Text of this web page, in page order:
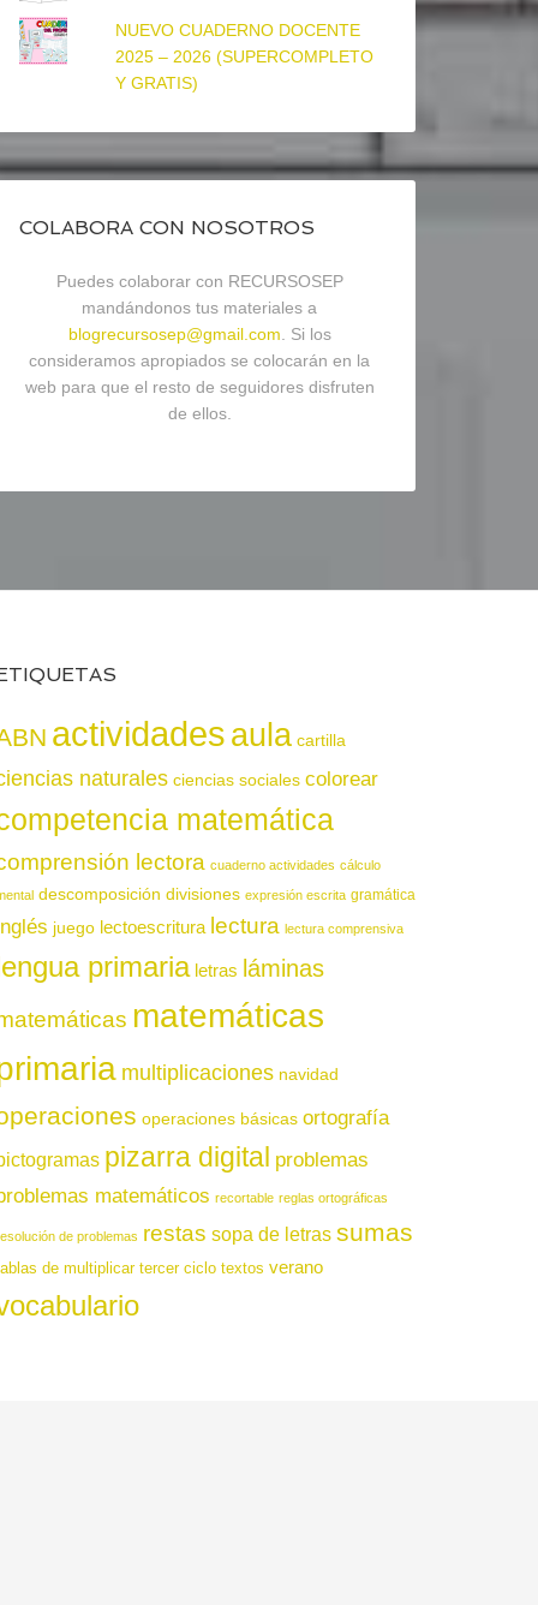
NUEVO CUADERNO DOCENTE
2025 – 2026 (SUPERCOMPLETO
Y GRATIS)
COLABORA CON NOSOTROS
Puedes colaborar con RECURSOSEP
mandándonos tus materiales a
blogrecursosep@gmail.com . Si los
consideramos apropiados se colocarán en la
web para que el resto de seguidores disfruten
de ellos.
actividadesaula cartilla
naturales ciencias sociales colorear
matemática
lectora cuaderno actividades cálculo
descomposición divisiones expresión escrita gramática
juego lectoescritura lectura lectura comprensiva
primaria letras láminas
matemáticas
multiplicaciones navidad
operaciones básicas ortografía
pizarra digital problemas
matemáticos recortable reglas ortográficas
de problemas restas sopa de letras sumas
de multiplicar tercer ciclo textos verano